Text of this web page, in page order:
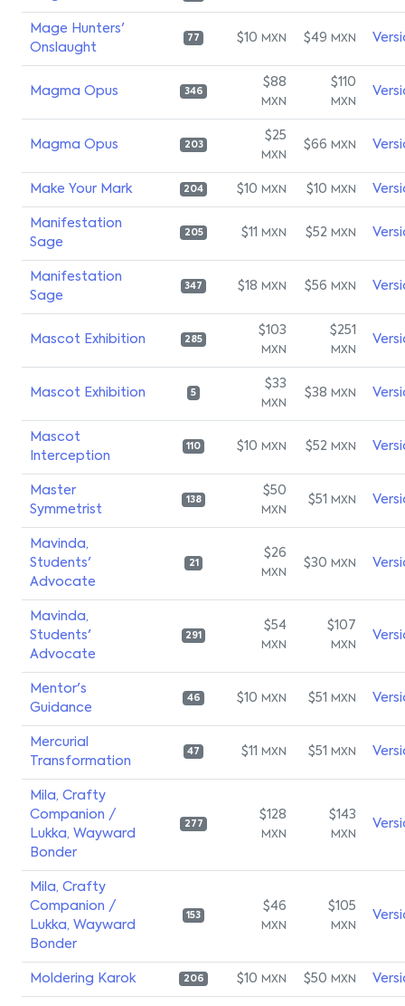
Mage Hunters'
Onslaught
77 $10 MXN $49 MXN
Magma Opus 346
$88
MXN
$110
MXN
Magma Opus 203
$25
MXN
$66 MXN
Make Your Mark 204 $10 MXN $10 MXN
Manifestation
Sage
205 $11 MXN $52 MXN
Manifestation
Sage
347 $18 MXN $56 MXN
Mascot Exhibition 285
$103
MXN
$251
MXN
Mascot Exhibition 5
$33
MXN
$38 MXN
Mascot
Interception
110 $10 MXN $52 MXN
Master
Symmetrist
138
$50
MXN
$51 MXN
Mavinda,
Students'
Advocate
21
$26
MXN
$30 MXN
Mavinda,
Students'
Advocate
291
$54
MXN
$107
MXN
Mentor's
Guidance
46 $10 MXN $51 MXN
Mercurial
Transformation
47 $11 MXN $51 MXN
Mila, Crafty
Companion /
Lukka, Wayward
Bonder
277
$128
MXN
$143
MXN
Mila, Crafty
Companion /
Lukka, Wayward
Bonder
153
$46
MXN
$105
MXN
Moldering Karok 206 $10 MXN $50 MXN